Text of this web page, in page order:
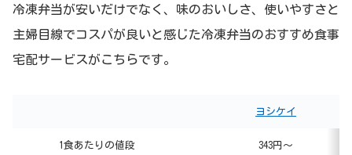
冷凍弁当が安いだけでなく、味のおいしさ、使いやすさと
主婦目線でコスパが良いと感じた冷凍弁当のおすすめ食事
宅配サービスがこちらです。
ヨシケイ
1食あたりの値段 343円～